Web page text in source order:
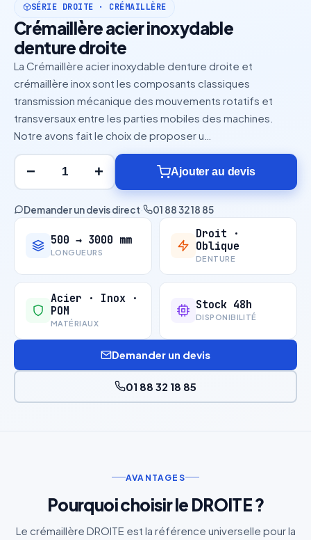
SÉRIE DROITE · CRÉMAILLÈRE
Crémaillère acier inoxydable
denture droite
La Crémaillère acier inoxydable denture droite et
crémaillère inox sont les composants classiques
transmission mécanique des mouvements rotatifs et
transversaux entre les parties mobiles des machines.
Notre avons fait le choix de proposer u…
− + Ajouter au devis
Demander un devis direct· 01 88 32 18 85
500 → 3000 mm
LONGUEURS
Droit ·
Oblique
DENTURE
Acier · Inox ·
POM
MATÉRIAUX
Stock 48h
DISPONIBILITÉ
Demander un devis
01 88 32 18 85
AVANTAGES
Pourquoi choisir le DROITE ?
Le crémaillère DROITE est la référence universelle pour la